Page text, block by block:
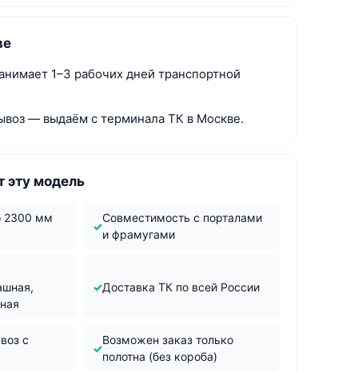
1–3 рабочих дней транспортной
— выдаём с терминала ТК в Москве.
эту модель
2300 мм
Совместимость с порталами
и фрамугами
Доставка ТК по всей России
с
Возможен заказ только
полотна (без короба)